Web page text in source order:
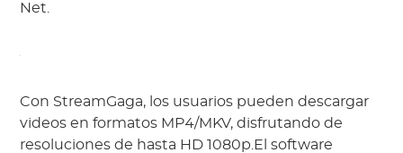
Net.
Con StreamGaga, los usuarios pueden descargar
videos en formatos MP4/MKV, disfrutando de
resoluciones de hasta HD 1080p.El software